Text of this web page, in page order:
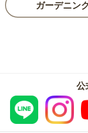
ガーデニン
公